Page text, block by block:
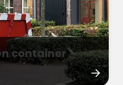
container